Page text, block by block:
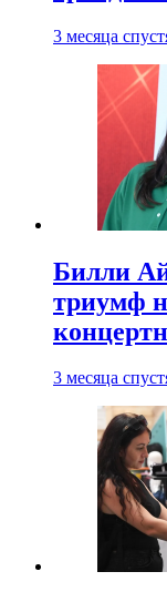
3 месяца
Билли
триумф
3 месяца